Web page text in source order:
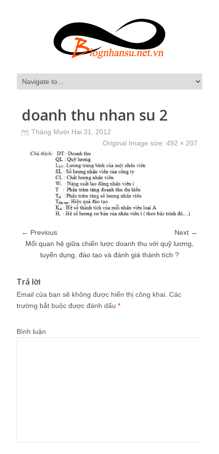
doanh thu nhan su 2
Tháng Mười Hai 31, 2012
Original Image size: 492 × 207
← Previous
Next →
Mối quan hệ giữa chiến lược doanh thu với quỹ lương,
tuyển dụng, đào tạo và đánh giá thành tích ?
Trả lời
Email của bạn sẽ không được hiển thị công khai. Các
trường bắt buộc được đánh dấu *
Bình luận